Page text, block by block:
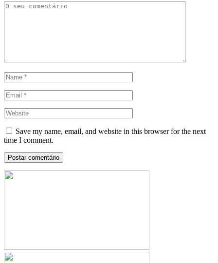
Save my name, email, and website in this browser for the next
time I comment.